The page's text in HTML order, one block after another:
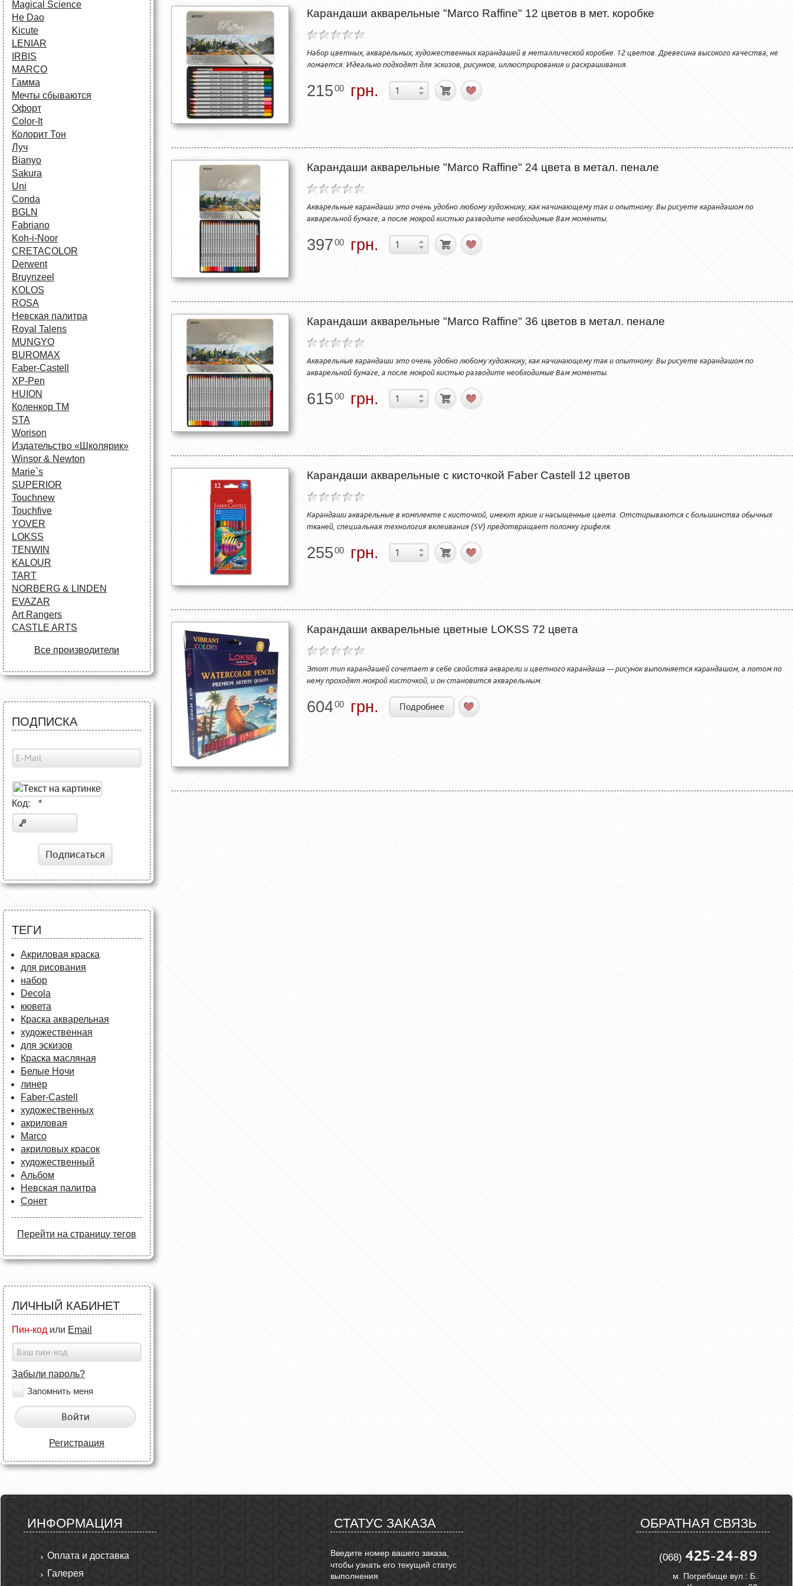
Magical Science
He Dao
Kicute
LENIAR
IRBIS
MARCO
Гамма
Мечты сбываются
Офорт
Сolor-It
Колорит Тон
Луч
Bianyo
Sakura
Uni
Conda
BGLN
Fabriano
Koh-i-Noor
CRETACOLOR
Derwent
Bruynzeel
KOLOS
ROSA
Невская палитра
Royal Talens
MUNGYO
BUROMAX
Faber-Castell
XP-Pen
HUION
Коленкор ТМ
STA
Worison
Издательство «Школярик»
Winsor & Newton
Marie`s
SUPERIOR
Touchnew
Touchfive
YOVER
LOKSS
TENWIN
KALOUR
TART
NORBERG & LINDEN
EVAZAR
Art Rangers
CASTLE ARTS
Все производители
ПОДПИСКА
Код: *
Подписаться
ТЕГИ
Акриловая краска
для рисования
набор
Decola
кювета
Краска акварельная
художественная
для эскизов
Краска масляная
Белые Ночи
линер
Faber-Castell
художественных
акриловая
Marco
акриловых красок
художественный
Альбом
Невская палитра
Сонет
Перейти на страницу тегов
ЛИЧНЫЙ КАБИНЕТ
Пин-код или Email
Забыли пароль?
Запомнить меня
Войти
Регистрация
Карандаши акварельные "Marco Raffine" 12 цветов в мет. коробке
Набор цветных, акварельных, художественных карандашей в металлической коробке. 12 цветов. Древесина высокого качества, не
ломается. Идеально подходят для эскизов, рисунков, иллюстрирования и раскрашивания.
21500 грн.
Карандаши акварельные "Marco Raffine" 24 цвета в метал. пенале
Акварельные карандаши это очень удобно любому художнику, как начинающему так и опытному. Вы рисуете карандашом по
акварельной бумаге, а после мокрой кистью разводите необходимые Вам моменты.
39700 грн.
Карандаши акварельные "Marco Raffine" 36 цветов в метал. пенале
Акварельные карандаши это очень удобно любому художнику, как начинающему так и опытному. Вы рисуете карандашом по
акварельной бумаге, а после мокрой кистью разводите необходимые Вам моменты.
61500 грн.
Карандаши акварельные с кисточкой Faber Castell 12 цветов
Карандаши акварельные в комплекте с кисточкой, имеют яркие и насыщенные цвета. Отстирываются с большинства обычных
тканей, специальная технология вклеивания (SV) предотвращает поломку грифеля.
25500 грн.
Карандаши акварельные цветные LOKSS 72 цвета
Этот тип карандашей сочетает в себе свойства акварели и цветного карандаша — рисунок выполняется карандашом, а потом по
нему проходят мокрой кисточкой, и он становится акварельным.
60400 грн. Подробнее
ИНФОРМАЦИЯ
Оплата и доставка
Галерея
СТАТУС ЗАКАЗА
Введите номер вашего заказа,
чтобы узнать его текущий статус
выполнения
ОБРАТНАЯ СВЯЗЬ
(068) 425-24-89
м. Погребище вул.: Б.